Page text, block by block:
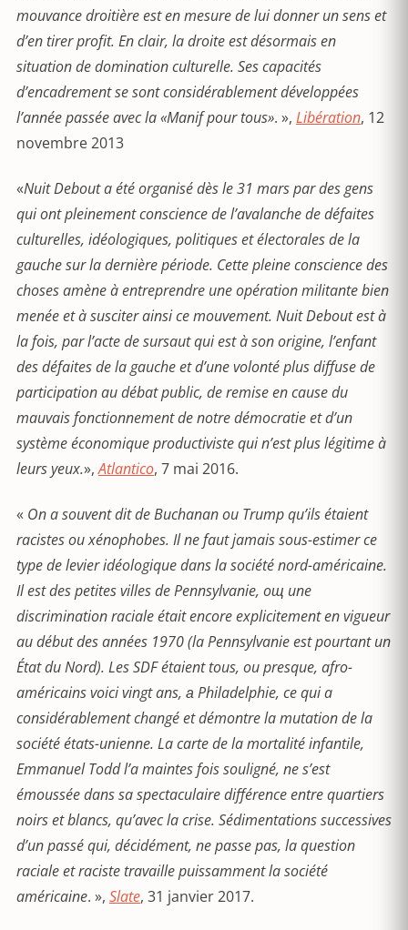
mouvance droitière est en mesure de lui donner un sens et
d’en tirer profit. En clair, la droite est désormais en
situation de domination culturelle. Ses capacités
d’encadrement se sont considérablement développées
l’année passée avec la «Manif pour tous». », Libération, 12
novembre 2013
«Nuit Debout aété organisé dès le 31 mars par des gens
qui ont pleinement conscience de l’avalanche de défaites
culturelles, idéologiques, politiques et électorales de la
gauche sur la dernière période. Cette pleine conscience des
choses amène à entreprendre une opération militante bien
menée et à susciter ainsi ce mouvement. Nuit Debout est à
la fois, par l’acte de sursaut qui est à son origine, l’enfant
des défaites de la gauche et d’une volonté plus diffuse de
participation au débat public, de remise en cause du
mauvais fonctionnement de notre démocratie et d’un
système économique productiviste qui n’est plus légitime à
leurs yeux.»,Atlantico, 7 mai 2016.
« On a souvent dit de Buchanan ou Trump qu’ils étaient
racistes ou xénophobes. Il ne faut jamais sous-estimer ce
type de levier idéologique dans la société nord-américaine.
Il est des petites villes de Pennsylvanie, oщ une
discrimination raciale était encore explicitement en vigueur
au début des années 1970 (la Pennsylvanie est pourtant un
État du Nord). Les SDF étaient tous, ou presque, afro-
américains voici vingt ans, а Philadelphie, ce qui a
considérablement changé et démontre la mutation de la
société états-unienne. La carte de la mortalitéinfantile,
Emmanuel Todd l’a maintes fois souligné, ne s’est
émoussée dans sa spectaculaire différence entre quartiers
noirs et blancs, qu’avec la crise. Sédimentations successives
d’un passé qui, décidément, ne passe pas, la question
raciale et raciste travaille puissamment la société
américaine. », Slate, 31 janvier 2017.